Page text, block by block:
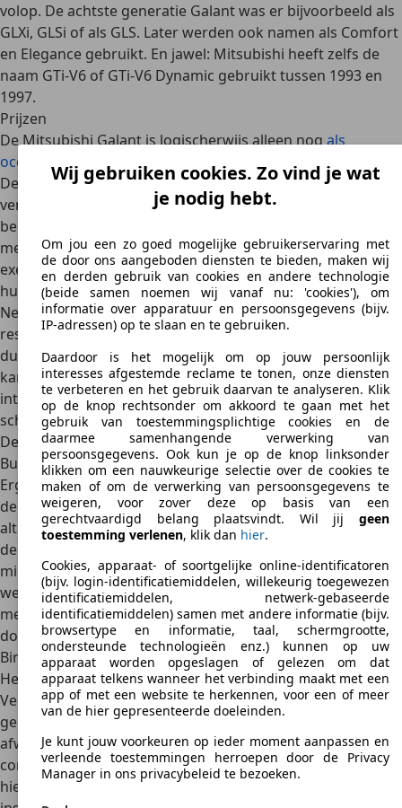
volop. De achtste generatie Galant was er bijvoorbeeld als
GLXi, GLSi of als GLS. Later werden ook namen als Comfort
en Elegance gebruikt. En jawel: Mitsubishi heeft zelfs de
naam GTi-V6 of GTi-V6 Dynamic gebruikt tussen 1993 en
1997.
Prijzen
De Mitsubishi Galant is logischerwijs alleen nogals
occasion verkrijgbaar. Het aanbod is wel bijzonder beperkt.
De meeste Galant-generaties zijn al uit het straatbeeld
verdwenen. Prijzen van eenMitsubishi Galant occasion
beginnen bij ongeveer 4.000 euro en lopen op tot iets
meer dan 7.000 euro. Opvallend is dat de beschikbare
exemplaren allemaal in een zeer nette staat verkeren. De
huidige eigenaren zijn dus duidelijk liefhebbers. Omdat in
Nederland weinig exemplaren rijden, zijn
reserveonderdelen moeilijk verkrijgbaar en bovendien erg
duur. Bovendien lijdt de wagen aan de voor Mitsubishi
karakteristieke kwaaltjes: tijdens kou klapperen de
interieurdelen en de transmissie kraakt bij te snel
schakelen.
Design
Buitenkant
Erg hoekig, hoekiger of beperkt hoekig, dat vat zo’n beetje
de Mitsubishi Galant goed samen. De Japanners kozen
altijd voor eenstrak design. Wel valt op dat de Galant door
de jaren heen een wat
minder harde lijnen. Ook de stroomlijn van het model
werd elke modelgeneratie beter. Mitsubishi koos steeds
meer voor eenconservatief design, gericht op een bredere
doelgroep.
Binnenkant
Het interieurdesign van een Galant oogttypisch Japans.
Veel knopjes dus, maar ergonomisch wel dik in orde en
gemaakt vankwalitatief hoogwaardige materialen
afwerking werd per modelgeneratie steeds beter. Ook de
comfortvoorzieningennamen steeds meer toe, denk
hierbij aan elektrisch bedienbare ramen
Wij gebruiken cookies. Zo vind je wat
je nodig hebt.
Om jou een zo goed mogelijke gebruikerservaring met
de door ons aangeboden diensten te bieden, maken wij
en derden gebruik van cookies en andere technologie
(beide samen noemen wij vanaf nu: 'cookies'), om
informatie over apparatuur en persoonsgegevens (bijv.
IP-adressen) op te slaan en te gebruiken.
Daardoor is het mogelijk om op jouw persoonlijk
interesses afgestemde reclame te tonen, onze diensten
te verbeteren en het gebruik daarvan te analyseren. Klik
op de knop rechtsonder om akkoord te gaan met het
gebruik van toestemmingsplichtige cookies en de
daarmee samenhangende verwerking van
persoonsgegevens. Ook kun je op de knop linksonder
klikken om een nauwkeurige selectie over de cookies te
maken of om de verwerking van persoonsgegevens te
weigeren, voor zover deze op basis van een
gerechtvaardigd belang plaatsvindt. Wil jij geen
toestemming verlenen, klik dan hier.
Cookies, apparaat- of soortgelijke online-identificatoren
(bijv. login-identificatiemiddelen, willekeurig toegewezen
identificatiemiddelen, netwerk-gebaseerde
identificatiemiddelen) samen met andere informatie (bijv.
browsertype en informatie, taal, schermgrootte,
ondersteunde technologieën enz.) kunnen op uw
apparaat worden opgeslagen of gelezen om dat
apparaat telkens wanneer het verbinding maakt met een
app of met een website te herkennen, voor een of meer
van de hier gepresenteerde doeleinden.
Je kunt jouw voorkeuren op ieder moment aanpassen en
verleende toestemmingen herroepen door de Privacy
Manager in ons privacybeleid te bezoeken.